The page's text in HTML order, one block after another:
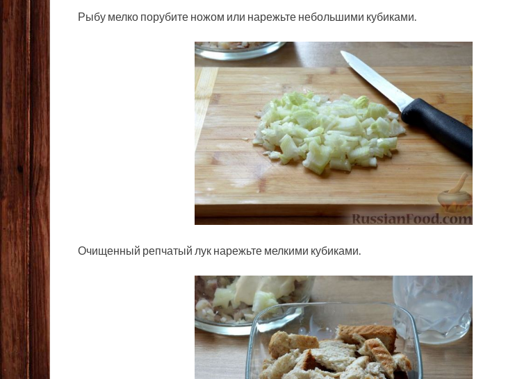
Рыбу мелко порубите ножом или нарежьте небольшими кубиками.
Очищенный репчатый лук нарежьте мелкими кубиками.